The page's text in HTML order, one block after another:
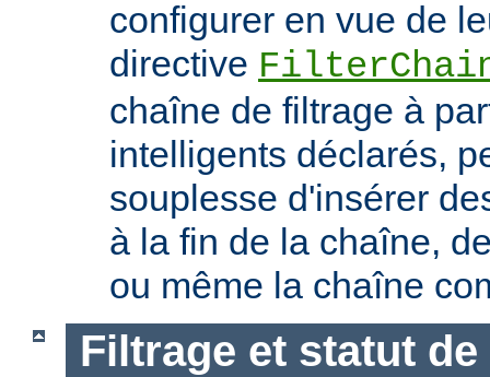
configurer en vue de
directive
chaîne de filtrage à
intelligents déclarés,
souplesse d'insérer
à la fin de la chaîne,
ou même la chaîne
Filtrage et statut